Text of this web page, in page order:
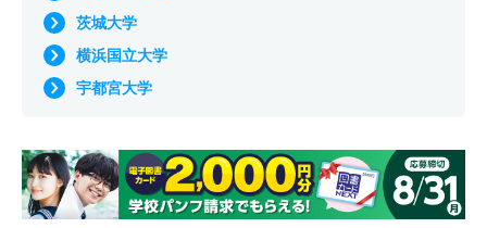
茨城大学
横浜国立大学
宇都宮大学